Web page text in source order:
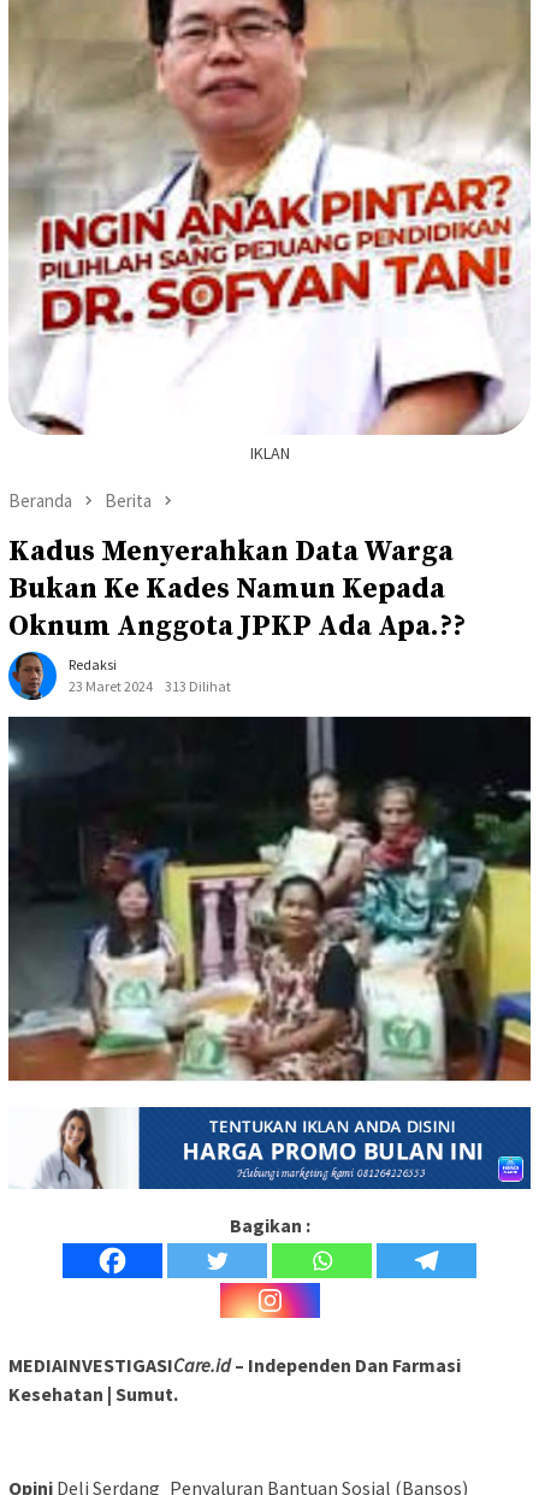
IKLAN
Beranda Berita
Kadus Menyerahkan Data Warga
Bukan Ke Kades Namun Kepada
Oknum Anggota JPKP Ada Apa.??
Redaksi
23 Maret 2024
313 Dilihat
Bagikan :
MEDIAINVESTIGASICare.id– Independen Dan Farmasi
Kesehatan | Sumut.
Opini Deli Serdang_Penyaluran Bantuan Sosial (Bansos)